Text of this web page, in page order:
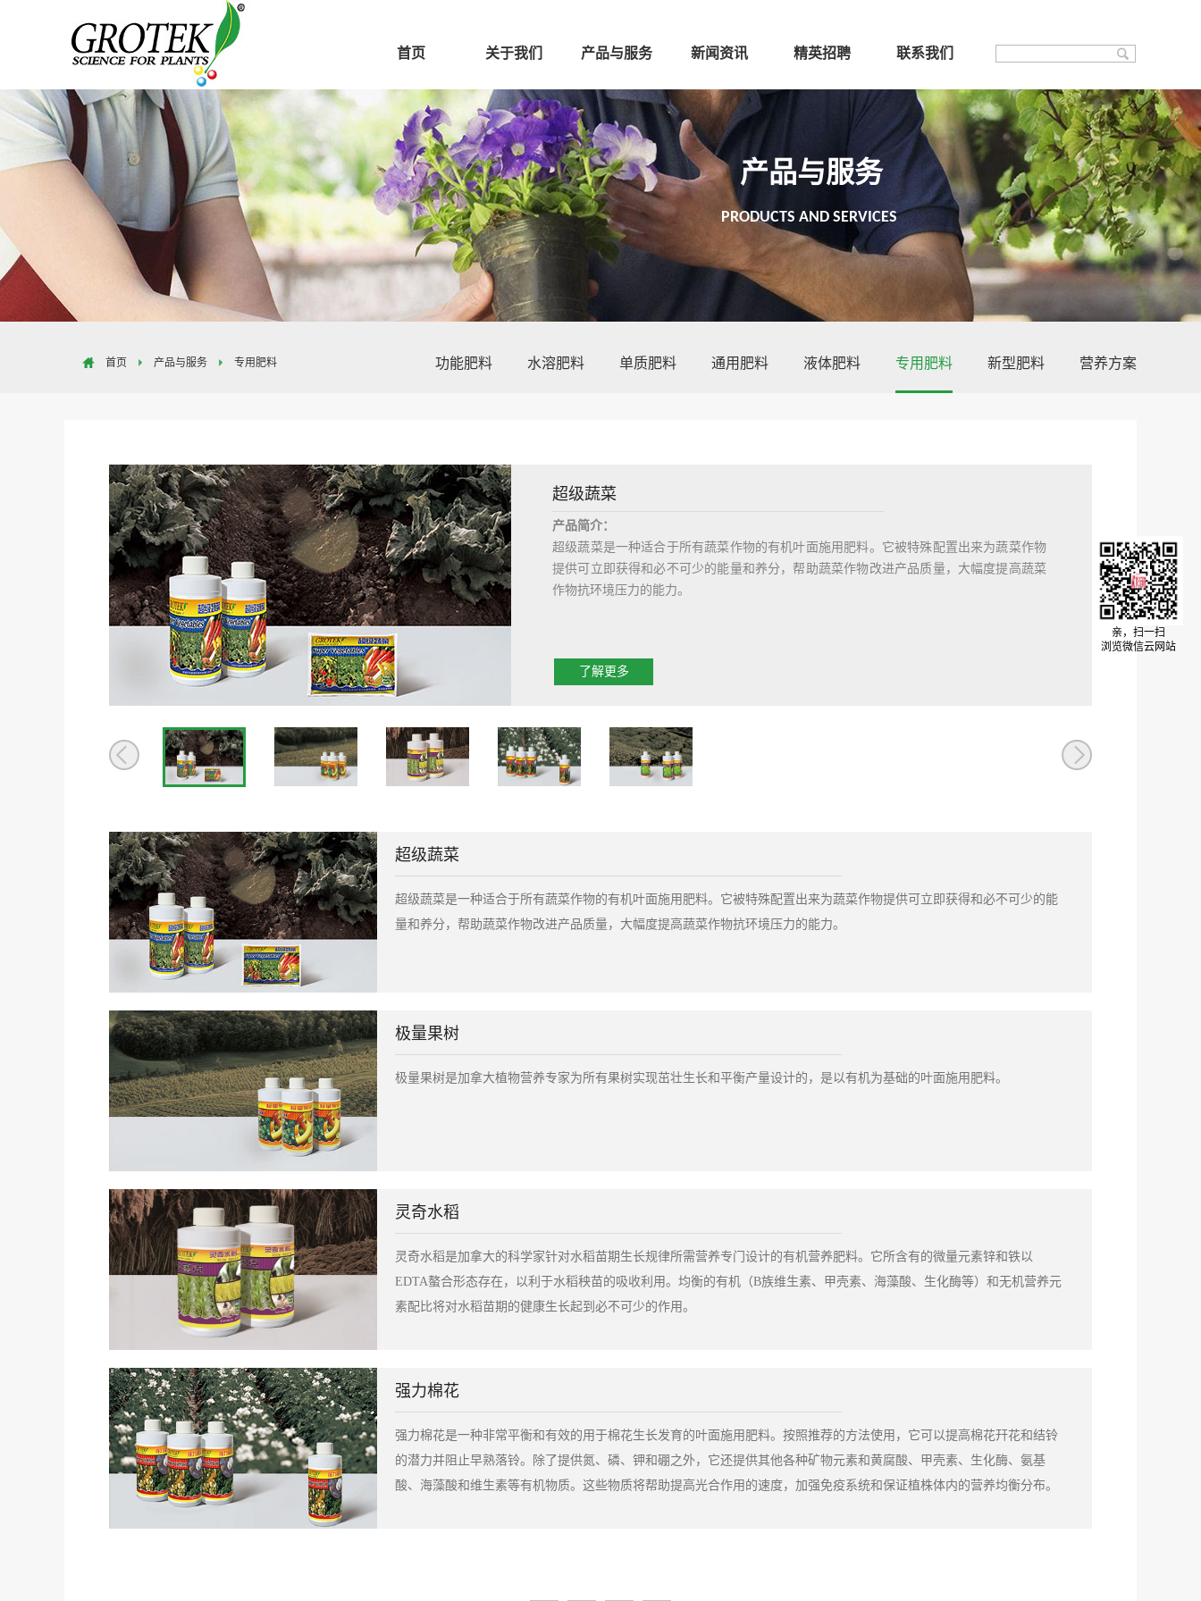
首页 关于我们 产品与服务 新闻资讯 精英招聘 联系我们
产品与服务
PRODUCTS AND SERVICES
首页 产品与服务 专用肥料 功能肥料 水溶肥料 单质肥料 通用肥料 液体肥料 专用肥料 新型肥料 营养方案
超级蔬菜
产品简介：
超级蔬菜是一种适合于所有蔬菜作物的有机叶面施用肥料。它被特殊配置出来为蔬菜作物
提供可立即获得和必不可少的能量和养分，帮助蔬菜作物改进产品质量，大幅度提高蔬菜
作物抗环境压力的能力。
包装规格：20毫升；150毫升；1000毫升
2、播种作物：小苗长出4个叶片时喷施第一次，以后每间隔7-10天喷施一次。
主要功能：
了解更多
超级蔬菜
超级蔬菜是一种适合于所有蔬菜作物的有机叶面施用肥料。它被特殊配置出来为蔬菜作物提供可立即获得和必不可少的能
量和养分，帮助蔬菜作物改进产品质量，大幅度提高蔬菜作物抗环境压力的能力。
极量果树
极量果树是加拿大植物营养专家为所有果树实现茁壮生长和平衡产量设计的，是以有机为基础的叶面施用肥料。
灵奇水稻
灵奇水稻是加拿大的科学家针对水稻苗期生长规律所需营养专门设计的有机营养肥料。它所含有的微量元素锌和铁以
EDTA螯合形态存在，以利于水稻秧苗的吸收利用。均衡的有机（B族维生素、甲壳素、海藻酸、生化酶等）和无机营养元
素配比将对水稻苗期的健康生长起到必不可少的作用。
强力棉花
强力棉花是一种非常平衡和有效的用于棉花生长发育的叶面施用肥料。按照推荐的方法使用，它可以提高棉花幵花和结铃
的潜力并阻止早熟落铃。除了提供氮、磷、钾和硼之外，它还提供其他各种矿物元素和黄腐酸、甲壳素、生化酶、氨基
酸、海藻酸和维生素等有机物质。这些物质将帮助提高光合作用的速度，加强免疫系统和保证植株体内的营养均衡分布。
亲，扫一扫
浏览微信云网站